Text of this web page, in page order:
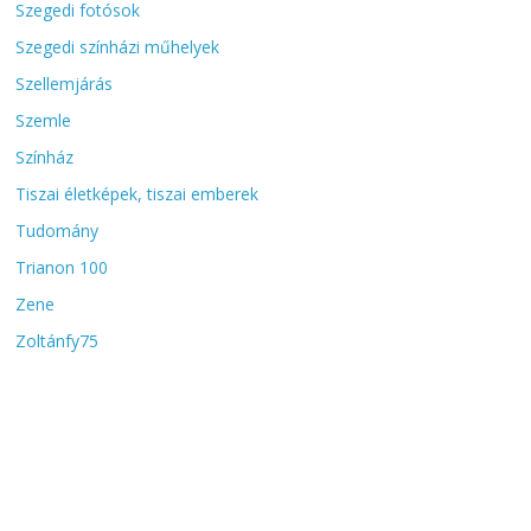
Szegedi fotósok
Szegedi színházi műhelyek
Szellemjárás
Szemle
Színház
Tiszai életképek, tiszai emberek
Tudomány
Trianon 100
Zene
Zoltánfy75